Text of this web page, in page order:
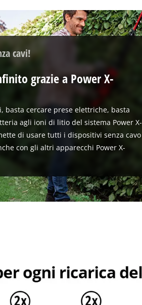
cavi!
grazie a Power X-
basta cercare prese elettriche, basta
agli ioni di litio del sistema Power X-
di usare tutti i dispositivi senza cavo
con gli altri apparecchi Power X-